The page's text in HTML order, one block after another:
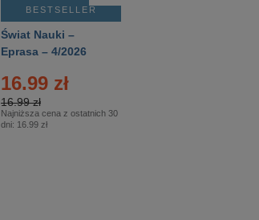
BESTSELLER
Świat Nauki –
Eprasa – 4/2026
16.99 zł
16.99 zł
Najniższa cena z ostatnich 30
dni: 16.99 zł